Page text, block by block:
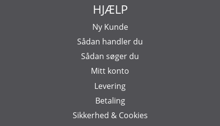
HJÆLP
Ny Kunde
Sådan handler du
Sådan søger du
Mitt konto
Levering
Betaling
Sikkerhed & Cookies